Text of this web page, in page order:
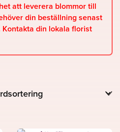
att leverera blommor till
din beställning senast
din lokala florist